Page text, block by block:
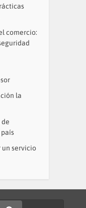
comercio:
la
un servicio